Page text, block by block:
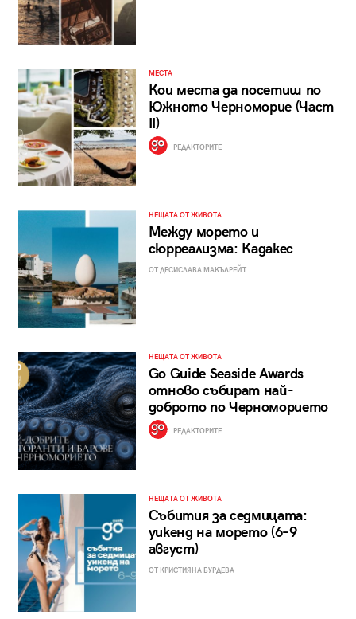
МЕСТА
Кои места да посетиш по
Южното Черноморие (Част
II)
РЕДАКТОРИТЕ
НЕЩАТА ОТ ЖИВОТА
Между морето и
сюрреализма: Кадакес
ОТ ДЕСИСЛАВА МАКЪЛРЕЙТ
НЕЩАТА ОТ ЖИВОТА
Go Guide Seaside Awards
отново събират най-
доброто по Черноморието
РЕДАКТОРИТЕ
НЕЩАТА ОТ ЖИВОТА
Събития за седмицата:
уикенд на морето (6–9
август)
ОТ КРИСТИЯНА БУРДЕВА